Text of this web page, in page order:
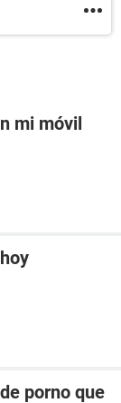
mi móvil
porno que